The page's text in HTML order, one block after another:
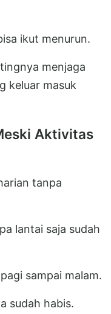
ikut menurun.
menjaga
keluar masuk
Aktivitas
tanpa
lantai saja sudah
sampai malam.
sudah habis.